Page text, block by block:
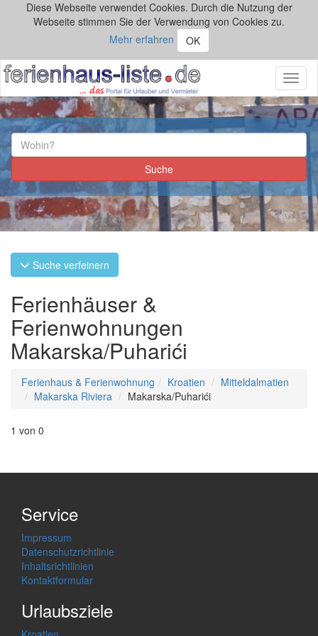
Diese Webseite verwendet Cookies. Durch die Nutzung der
Webseite stimmen Sie der Verwendung von Cookies zu.
Mehr erfahren
OK
Suche verfeinern
Ferienhäuser &
Ferienwohnungen
Makarska/Puharići
Ferienhaus & Ferienwohnung Kroatien
Mitteldalmatien
Makarska Riviera
Makarska/Puharići
1 von 0
Service
Impressum
Datenschutzrichtlinie
Inhaltsrichtlinien
Kontaktformular
Urlaubsziele